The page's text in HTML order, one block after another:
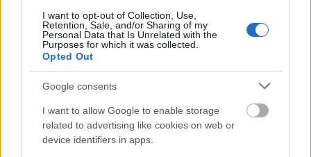
I want to opt-out of Collection, Use,
Retention, Sale, and/or Sharing of my
Personal Data that Is Unrelated with the
Purposes for which it was collected.
Opted Out
Google consents
I want to allow Google to enable storage
related to advertising like cookies on web or
device identifiers in apps.
A videót azAmorph Media Production
készítette,
ahogy a zenekar korábbi, sötétre hangolt
atmoszférájú Mountaincímű klipjét is. Az akkori
együttműködés olyannyira bevált, hogy nem volt
kérdés, hogy ezúttal is őket kérjék fel. A csapat a
következő rendezői koncepcióval állt a témához: "
rendezettség ugyanakkor unalmasnak, a rendszerbe
való beilleszkedés pedig önmagunk
megerőszakolásának tűnhet, így az életünk során újra